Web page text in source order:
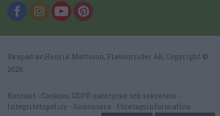
Skapad av Henrik Mattsson, Flavourrider AB, Copyright ©
2026
Kontakt
Cookies, GDPR-samtycke och sekretess
Integritetspolicy
Annonsera Företagsinformation